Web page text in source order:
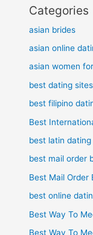
Categories
asian brides
asian online
asian women
best dating sites
best filipino
Best
best latin
best mail order
Best Mail Order
best online
Best Way To
Best Way To